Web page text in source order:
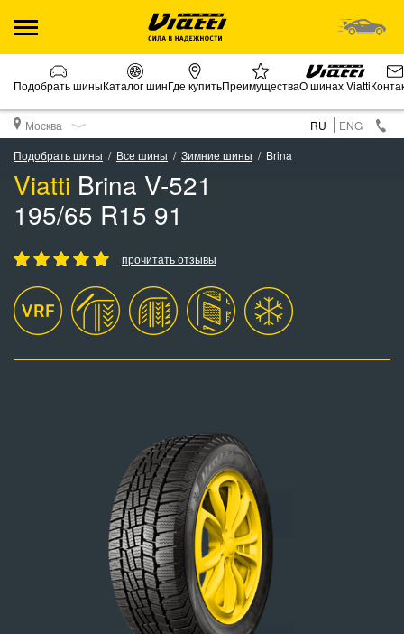
Подобрать шиныКаталог шинГде купитьПреимуществаО шинах Viatti
Москва RU
ENG
Подобрать шины
Все шины Зимние шины Brina
Viatti Brina V-521
195/65 R15 91
прочитать отзывы